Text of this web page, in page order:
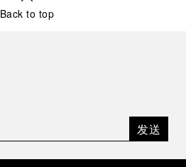
Back to top
发送